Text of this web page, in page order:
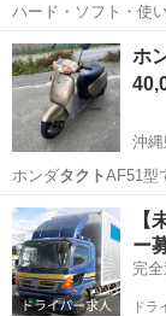
ハード・ソフト・使
保存液と専…
神奈川 大和市
ホ
沖
ホンダタクトAF51型
沖縄 浦添市
【
ー
完
ドラ